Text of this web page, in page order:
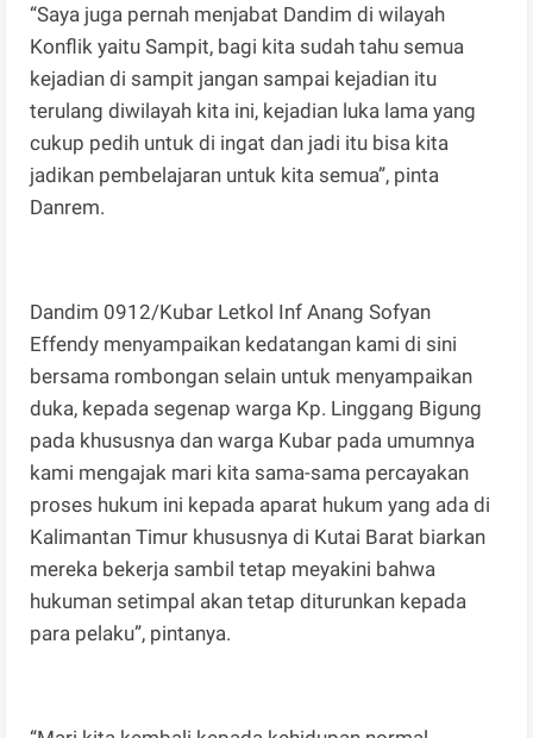
“Saya juga pernah menjabat Dandim di wilayah
Konflik yaitu Sampit, bagi kita sudah tahu semua
kejadian di sampit jangan sampai kejadian itu
terulang diwilayah kita ini, kejadian luka lama yang
cukup pedih untuk di ingat dan jadi itu bisa kita
jadikan pembelajaran untuk kita semua”, pinta
Danrem.
Dandim 0912/Kubar Letkol Inf Anang Sofyan
Effendy menyampaikan kedatangan kami di sini
bersama rombongan selain untuk menyampaikan
duka, kepada segenap warga Kp. Linggang Bigung
pada khususnya dan warga Kubar pada umumnya
kami mengajak mari kita sama-sama percayakan
proses hukum ini kepada aparat hukum yang ada di
Kalimantan Timur khususnya di Kutai Barat biarkan
mereka bekerja sambil tetap meyakini bahwa
hukuman setimpal akan tetap diturunkan kepada
para pelaku”, pintanya.